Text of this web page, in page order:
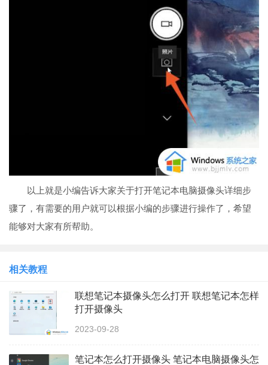
以上就是小编告诉大家关于打开笔记本电脑摄像头详细步
骤了，有需要的用户就可以根据小编的步骤进行操作了，希望
能够对大家有所帮助。
相关教程
联想笔记本摄像头怎么打开 联想笔记本怎样
打开摄像头
2023-09-28
笔记本怎么打开摄像头 笔记本电脑摄像头怎